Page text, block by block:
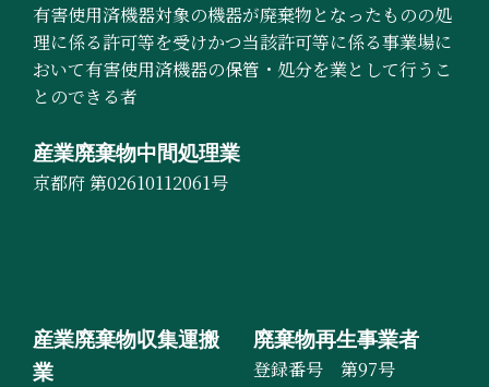
有害使用済機器対象の機器が廃棄物となったものの処
理に係る許可等を受けかつ当該許可等に係る事業場に
おいて有害使用済機器の保管・処分を業として行うこ
とのできる者
産業廃棄物中間処理業
京都府 第02610112061号
産業廃棄物収集運搬
業
廃棄物再生事業者
登録番号 第97号